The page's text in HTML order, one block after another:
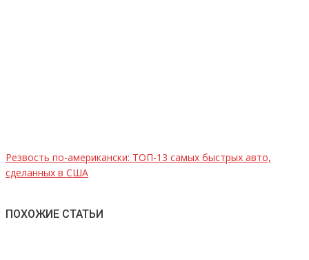
Резвость по-американски: ТОП-13 самых быстрых авто,
сделанных в США
ПОХОЖИЕ СТАТЬИ